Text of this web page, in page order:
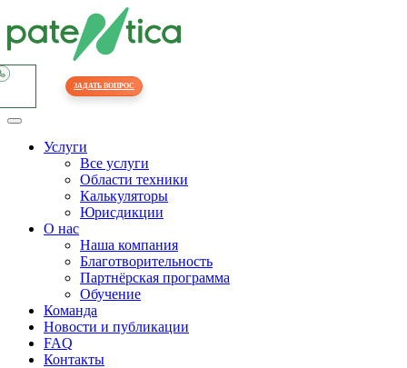
ЗАДАТЬ ВОПРОС
Услуги
Все услуги
Области техники
Калькуляторы
Юрисдикции
О нас
Наша компания
Благотворительность
Партнёрская программа
Обучение
Команда
Новости и публикации
FAQ
Контакты